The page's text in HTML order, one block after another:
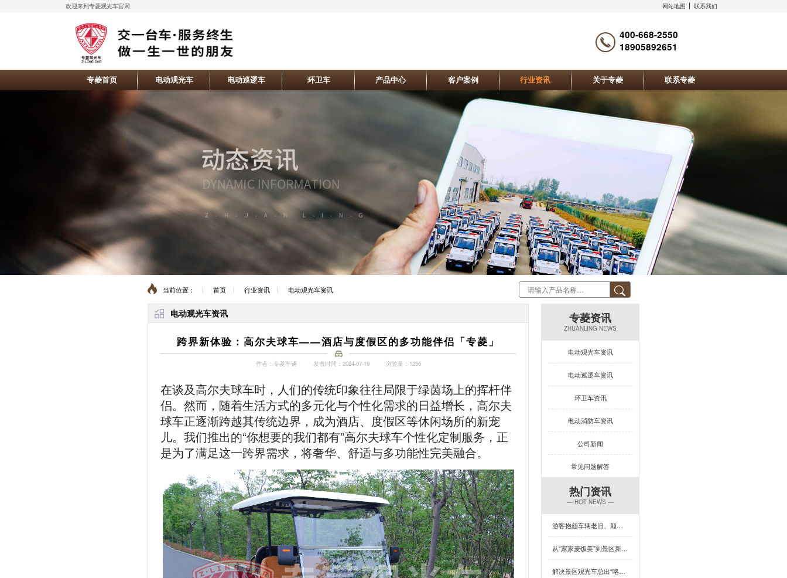
欢迎来到专菱观光车官网 网站地图 联系我们
400-668-2550
18905892651
专菱首页 电动观光车 电动巡逻车 环卫车 产品中心 客户案例 行业资讯 关于专菱 联系专菱
当前位置： 首页 行业资讯 电动观光车资讯
电动观光车资讯
跨界新体验：高尔夫球车——酒店与度假区的多功能伴侣「专菱」
作者：专菱车辆 发表时间：2024-07-19 浏览量：1256
在谈及高尔夫球车时，人们的传统印象往往局限于绿茵场上的挥杆伴
侣。然而，随着生活方式的多元化与个性化需求的日益增长，高尔夫
球车正逐渐跨越其传统边界，成为酒店、度假区等休闲场所的新宠
儿。我们推出的“你想要的我们都有”高尔夫球车个性化定制服务，正
是为了满足这一跨界需求，将奢华、舒适与多功能性完美融合。
专菱资讯
ZHUANLING NEWS
电动观光车资讯
电动巡逻车资讯
环卫车资讯
电动消防车资讯
公司新闻
常见问题解答
热门资讯
— HOT NEWS —
游客抱怨车辆老旧、颠簸？一台让景区复购率飙升的观光车来了！
从“家家麦饭美”到景区新体验，芒种×专菱观光车藏着多少惊喜？
解决景区观光车总出“咯吱响”？竟然可以这样做